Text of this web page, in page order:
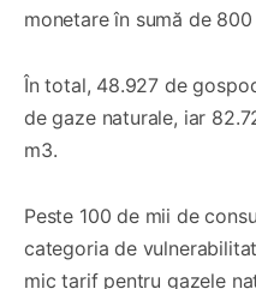
monetare în sumă de
În total, 48.927 de
de gaze naturale, iar
m3.
Peste 100 de mii de
categoria de
mic tarif pentru gazele